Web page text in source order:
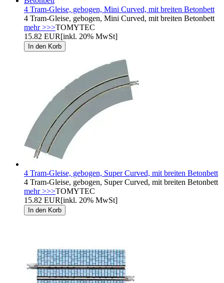
4 Tram-Gleise, gebogen, Mini Curved, mit breiten Betonbett
4 Tram-Gleise, gebogen, Mini Curved, mit breiten Betonbett
mehr >>>TOMYTEC
15.82 EUR[inkl. 20% MwSt]
4 Tram-Gleise, gebogen, Super Curved, mit breiten Betonbett
4 Tram-Gleise, gebogen, Super Curved, mit breiten Betonbett
mehr >>>TOMYTEC
15.82 EUR[inkl. 20% MwSt]